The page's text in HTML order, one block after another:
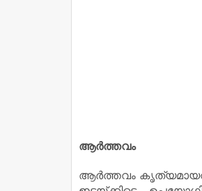
ആര്‍ത്തവം
ആര്‍ത്തവം